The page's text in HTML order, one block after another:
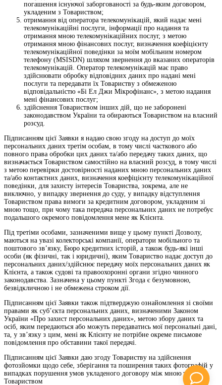
погашення існуючої заборгованості за будь-яким договором,
укладеним з Товариством;
отримання від оператора телекомунікацій, який надає мені
телекомунікаційні послуги, інформації про надання та
отримання мною телекомунікаційних послуг, з метою
отримання мною фінансових послуг, визначення коефіцієнту
телекомунікаційної поведінки за моїм мобільним номером
телефону (MSISDN) шляхом звернення до вказаних операторів
телекомунікацій. Оператор телекомунікацій має право
здійснювати обробку відповідних даних про надані мені
послуги та передавати їх Товариству з обмеженою
відповідальністю «Бі Ел Джи Мікрофінанс», з метою надання
мені фінансових послуг;
здійснення Товариством інших дій, що не заборонені
законодавством України та обираються Товариством на власний
розсуд.
Підписанням цієї Заявки я надаю свою згоду на доступ до моїх
персональних даних третім особам, в тому числі часткового або
повного права обробки цих даних та/або передачу таких даних, що
визначається Товариством самостійно на власний розсуд, в тому числі
з метою перевірки достовірності наданих мною персональних даних
та/або контактних даних, визначення коефіцієнту телекомунікаційної
поведінки, для захисту інтересів Товариства, зокрема, але не
виключно, у випадку звернення до суду, у випадку відступлення
Товариством права вимоги за кредитним договором, укладеним зі
мною тощо, при чому така передача персональних даних не потребує
подальшого окремого повідомлення мене як Клієнта.
Під третіми особами, зазначеними вище у цьому пункті Дозволу,
маються на увазі колекторські компанії, оператори мобільного та
поштового зв’язку, Бюро кредитних історій, а також будь-які інші
особи (як фізичні, так і юридичні), яким Товариство надає доступ до
персональних даних/здійснює передачу моїх персональних даних як
Клієнта, а також судові та правоохоронні органи згідно чинного
законодавства. Зазначена у цьому пункті Згода є безумовною,
безвідкличною і не обмежена строком дії.
Підписанням цієї Заявки також підтверджую ознайомлення зі своїми
правами як суб’єкта персональних даних, визначеними Законом
України «Про захист персональних даних», метою збору даних та
осіб, яким передаються або можуть передаватись мої персональні дані,
та, у зв’язку з цим, мені як Клієнту не потрібне окреме письмове
повідомлення про обставини такої передачі.
Підписанням цієї Заявки даю згоду Товариству на здійснення
фотозйомки щодо себе, зберігання та поширення таких фотографій у
випадках порушення умов укладеного договору між мною та
Товариством